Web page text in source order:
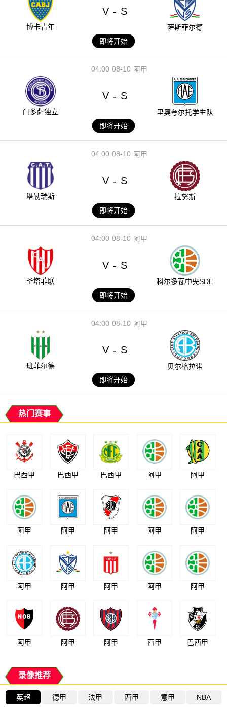
博卡青年
V - S
萨斯菲尔德
即将开始
08-10
04:00 阿甲
门多萨独立
V - S
里奥夸尔托学生队
即将开始
08-10
04:00 阿甲
塔勒瑞斯
V - S
拉努斯
即将开始
08-10
04:00 阿甲
圣塔菲联
V - S
科尔多瓦中央SDE
即将开始
08-10
04:00 阿甲
班菲尔德
V - S
贝尔格拉诺
即将开始
热门赛事
巴西甲 巴西甲 巴西甲 阿甲 阿甲
阿甲 阿甲 阿甲 阿甲 阿甲
阿甲 阿甲 阿甲 阿甲 阿甲
阿甲 阿甲 阿甲 西甲 巴西甲
录像推荐
英超 德甲 法甲 西甲 意甲 NBA